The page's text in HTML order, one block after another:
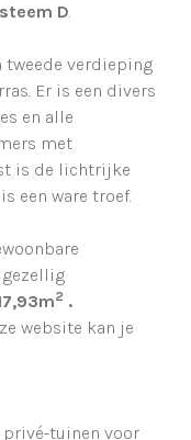
D.
tweede verdieping
Er is een divers
en alle
met
is de lichtrijke
een ware troef.
gezellig
2 .
website kan je
tuinen voor